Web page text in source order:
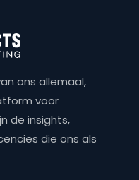
ons allemaal,
voor
de insights,
die ons als